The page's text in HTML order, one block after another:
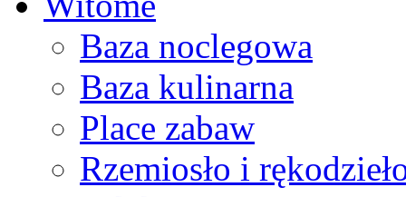
Baza noclegowa
Baza kulinarna
Place zabaw
Rzemiosło i